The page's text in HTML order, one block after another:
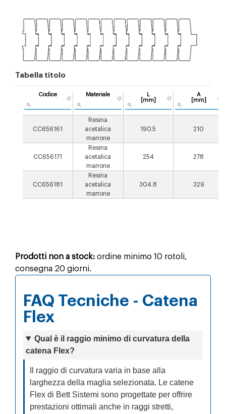
Tabella titolo
Codice Materiale
L
[mm]
A
[mm]
CC656161
Resina
acetalica
marrone
190.5 210
CC656171
Resina
acetalica
marrone
254 278
CC656181
Resina
acetalica
marrone
304.8 329
Prodotti non a stock: ordine minimo 10 rotoli,
consegna 20 giorni.
FAQ Tecniche - Catena
Flex
Qual è il raggio minimo di curvatura della
catena Flex?
Il raggio di curvatura varia in base alla
larghezza della maglia selezionata. Le catene
Flex di Bett Sistemi sono progettate per offrire
prestazioni ottimali anche in raggi stretti,